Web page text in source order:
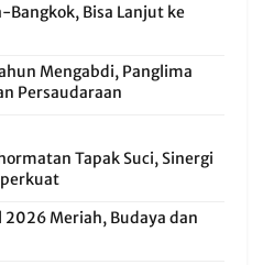
Bangkok, Bisa Lanjut ke
Mengabdi, Panglima
Persaudaraan
Tapak Suci, Sinergi
Meriah, Budaya dan